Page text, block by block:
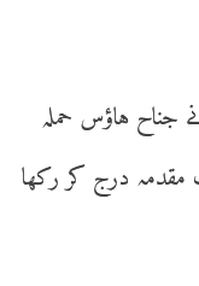
جناح ہاؤس حملہ
درج کر رکھا